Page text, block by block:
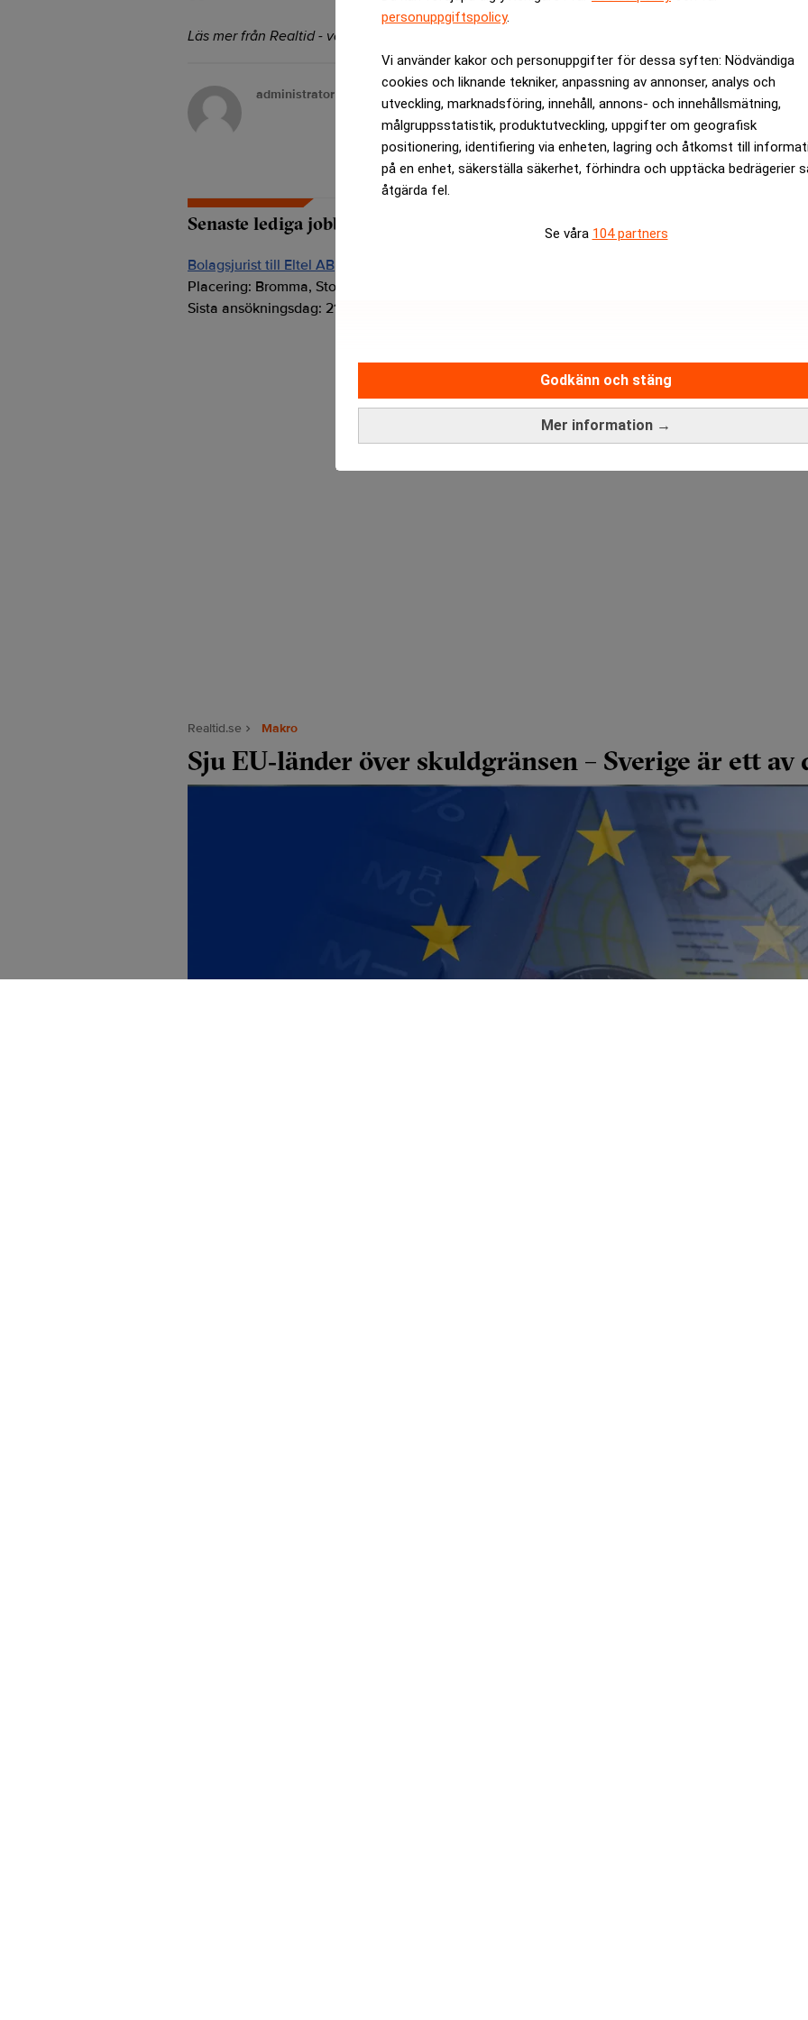
personuppgiftspolicy.
Vi använder kakor och personuppgifter för dessa syften: Nödvändiga
cookies och liknande tekniker, anpassning av annonser, analys och
utveckling, marknadsföring, innehåll, annons- och innehållsmätning,
målgruppsstatistik, produktutveckling, uppgifter om geografisk
positionering, identifiering via enheten, lagring och åtkomst till
på en enhet, säkerställa säkerhet, förhindra och upptäcka bedrägerier
åtgärda fel.
Se våra 104 partners
Mer information →
Godkänn och stäng
Läs mer från Realtid - vårt nyhetsbrev är kostnadsfritt:
administrator
Senaste lediga jobben
Bolagsjurist till Eltel AB
Placering: Bromma, Stockholm
Sista ansökningsdag: 21/08/2026
ANNONS
Realtid.se Makro
Sju EU‑länder över skuldgränsen – Sverige är ett av